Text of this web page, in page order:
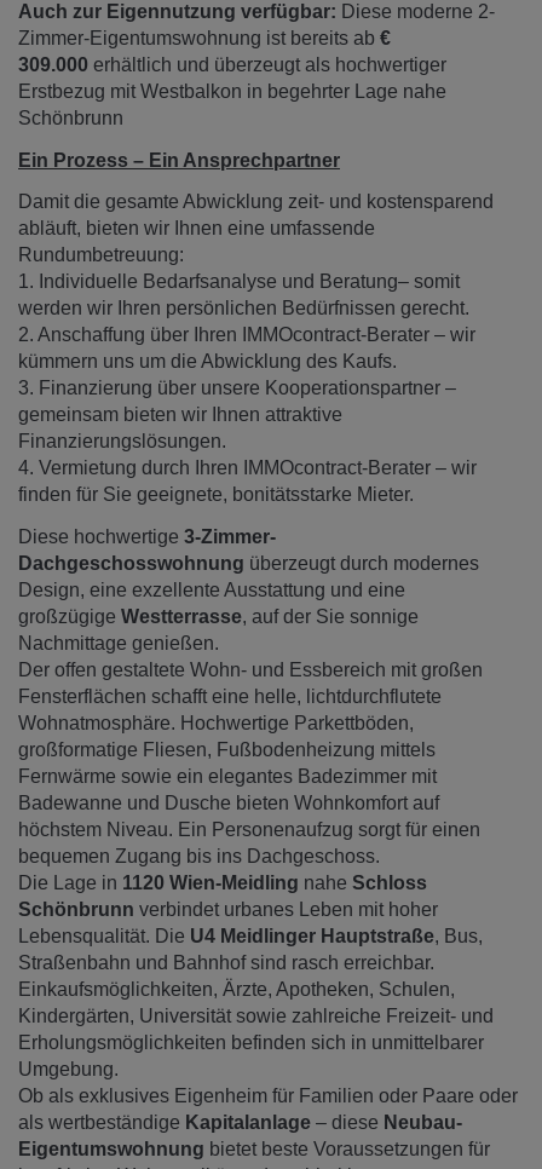
Auch zur Eigennutzung verfügbar: Diese moderne 2-
Zimmer-Eigentumswohnung ist bereits ab €
309.000 erhältlich und überzeugt als hochwertiger
Erstbezug mit Westbalkon in begehrter Lage nahe
Schönbrunn
Ein Prozess – Ein Ansprechpartner
Damit die gesamte Abwicklung zeit- und kostensparend
abläuft, bieten wir Ihnen eine umfassende
Rundumbetreuung:
1. Individuelle Bedarfsanalyse und Beratung– somit
werden wir Ihren persönlichen Bedürfnissen gerecht.
2. Anschaffung über Ihren IMMOcontract-Berater – wir
kümmern uns um die Abwicklung des Kaufs.
3. Finanzierung über unsere Kooperationspartner –
gemeinsam bieten wir Ihnen attraktive
Finanzierungslösungen.
4. Vermietung durch Ihren IMMOcontract-Berater – wir
finden für Sie geeignete, bonitätsstarke Mieter.
Diese hochwertige 3-Zimmer-
Dachgeschosswohnung überzeugt durch modernes
Design, eine exzellente Ausstattung und eine
großzügige Westterrasse, auf der Sie sonnige
Nachmittage genießen.
Der offen gestaltete Wohn- und Essbereich mit großen
Fensterflächen schafft eine helle, lichtdurchflutete
Wohnatmosphäre. Hochwertige Parkettböden,
großformatige Fliesen, Fußbodenheizung mittels
Fernwärme sowie ein elegantes Badezimmer mit
Badewanne und Dusche bieten Wohnkomfort auf
höchstem Niveau. Ein Personenaufzug sorgt für einen
bequemen Zugang bis ins Dachgeschoss.
Die Lage in 1120 Wien-Meidling nahe Schloss
Schönbrunn verbindet urbanes Leben mit hoher
Lebensqualität. Die U4 Meidlinger Hauptstraße, Bus,
Straßenbahn und Bahnhof sind rasch erreichbar.
Einkaufsmöglichkeiten, Ärzte, Apotheken, Schulen,
Kindergärten, Universität sowie zahlreiche Freizeit- und
Erholungsmöglichkeiten befinden sich in unmittelbarer
Umgebung.
Ob als exklusives Eigenheim für Familien oder Paare oder
als wertbeständige Kapitalanlage – diese Neubau-
Eigentumswohnung bietet beste Voraussetzungen für